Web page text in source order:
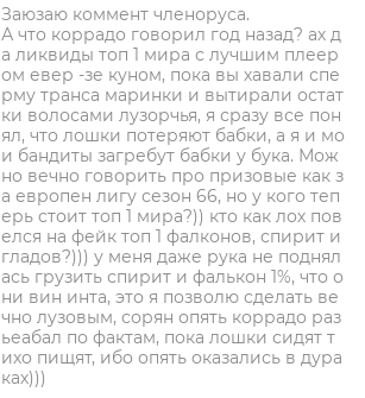
Заюзаю коммент членоруса.
А что коррадо говорил год назад? ах д
а ликвиды топ 1 мира с лучшим плеер
ом евер -зе куном, пока вы хавали спе
рму транса маринки и вытирали остат
ки волосами лузорчья, я сразу все пон
ял, что лошки потеряют бабки, а я и мо
и бандиты загребут бабки у бука. Мож
но вечно говорить про призовые как з
а европен лигу сезон 66, но у кого теп
ерь стоит топ 1 мира?)) кто как лох пов
елся на фейк топ 1 фалконов, спирит и
гладов?))) у меня даже рука не поднял
ась грузить спирит и фалькон 1%, что о
ни вин инта, это я позволю сделать ве
чно лузовым, сорян опять коррадо раз
ьеабал по фактам, пока лошки сидят т
ихо пищят, ибо опять оказались в дура
ках)))